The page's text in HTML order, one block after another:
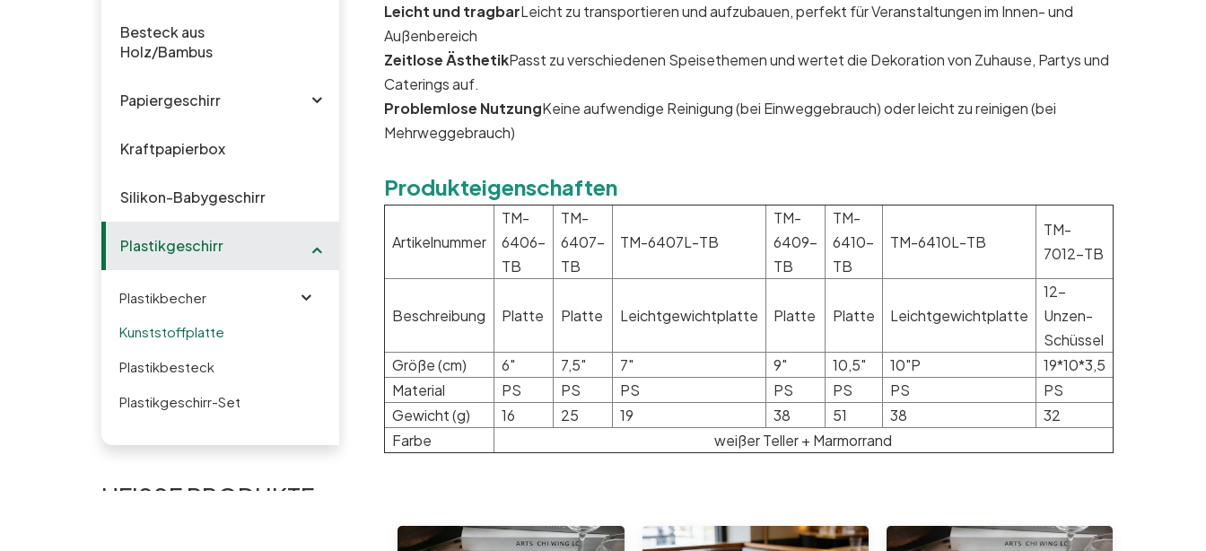
Leicht und tragbarLeicht zu transportieren und aufzubauen, perfekt für Veranstaltungen im Innen- und
Außenbereich
Zeitlose ÄsthetikPasst zu verschiedenen Speisethemen und wertet die Dekoration von Zuhause, Partys und
Caterings auf.
Problemlose NutzungKeine aufwendige Reinigung (bei Einweggebrauch) oder leicht zu reinigen (bei
Mehrweggebrauch)
Produkteigenschaften
Artikelnummer
TM-
6406-
TB
TM-
6407-
TB
TM-6407L-TB
TM-
6409-
TB
TM-
6410-
TB
TM-6410L-TB
TM-
7012-TB
Beschreibung Platte Platte Leichtgewichtplatte Platte Platte Leichtgewichtplatte
12-
Unzen-
Schüssel
Größe (cm)
6" 7,5" 7" 9" 10,5" 10"P
19*10*3,5
Material
PS PS PS PS PS PS
PS
Gewicht (g)
16 25 19 38 51 38
32
Farbe
weißer Teller + Marmorrand
Besteck aus
Holz/Bambus
Papiergeschirr
Kraftpapierbox
Silikon-Babygeschirr
Plastikgeschirr
Plastikbecher
Kunststoffplatte
Plastikbesteck
Plastikgeschirr-Set
HEISSE PRODUKTE